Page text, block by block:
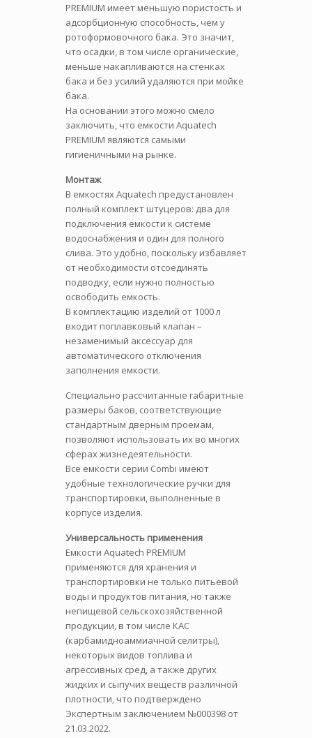
PREMIUM имеет меньшую пористость и
адсорбционную способность, чем у
ротоформовочного бака. Это значит,
что осадки, в том числе органические,
меньше накапливаются на стенках
бака и без усилий удаляются при мойке
бака.
На основании этого можно смело
заключить, что емкости Aquatech
PREMIUM являются самыми
гигиеничными на рынке.
Монтаж
В емкостях Aquatech предустановлен
полный комплект штуцеров: два для
подключения емкости к системе
водоснабжения и один для полного
слива. Это удобно, поскольку избавляет
от необходимости отсоединять
подводку, если нужно полностью
освободить емкость.
В комплектацию изделий от 1000 л
входит поплавковый клапан –
незаменимый аксессуар для
автоматического отключения
заполнения емкости.
Специально рассчитанные габаритные
размеры баков, соответствующие
стандартным дверным проемам,
позволяют использовать их во многих
сферах жизнедеятельности.
Все емкости серии Combi имеют
удобные технологические ручки для
транспортировки, выполненные в
корпусе изделия.
Универсальность применения
Емкости Aquatech PREMIUM
применяются для хранения и
транспортировки не только питьевой
воды и продуктов питания, но также
непищевой сельскохозяйственной
продукции, в том числе КАС
(карбамидноаммиачной селитры),
некоторых видов топлива и
агрессивных сред, а также других
жидких и сыпучих веществ различной
плотности, что подтверждено
Экспертным заключением №000398 от
21.03.2022.